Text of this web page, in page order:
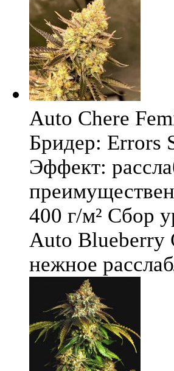
Auto Chere
Бридер: Errors
Эффект:
400 г/м² Сбор
Auto Blueberry
нежное